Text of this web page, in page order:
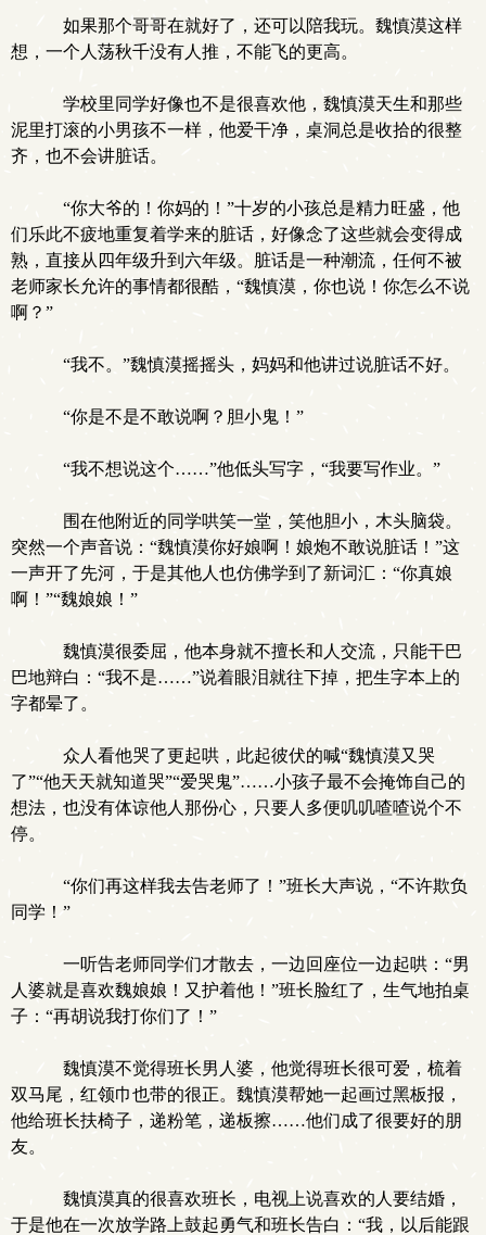
如果那个哥哥在就好了，还可以陪我玩。魏慎漠这样
想，一个人荡秋千没有人推，不能飞的更高。
学校里同学好像也不是很喜欢他，魏慎漠天生和那些
泥里打滚的小男孩不一样，他爱干净，桌洞总是收拾的很整
齐，也不会讲脏话。
“你大爷的！你妈的！”十岁的小孩总是精力旺盛，他
们乐此不疲地重复着学来的脏话，好像念了这些就会变得成
熟，直接从四年级升到六年级。脏话是一种潮流，任何不被
老师家长允许的事情都很酷，“魏慎漠，你也说！你怎么不说
啊？”
“我不。”魏慎漠摇摇头，妈妈和他讲过说脏话不好。
“你是不是不敢说啊？胆小鬼！”
“我不想说这个……”他低头写字，“我要写作业。”
围在他附近的同学哄笑一堂，笑他胆小，木头脑袋。
突然一个声音说：“魏慎漠你好娘啊！娘炮不敢说脏话！”这
一声开了先河，于是其他人也仿佛学到了新词汇：“你真娘
啊！”“魏娘娘！”
魏慎漠很委屈，他本身就不擅长和人交流，只能干巴
巴地辩白：“我不是……”说着眼泪就往下掉，把生字本上的
字都晕了。
众人看他哭了更起哄，此起彼伏的喊“魏慎漠又哭
了”“他天天就知道哭”“爱哭鬼”……小孩子最不会掩饰自己的
想法，也没有体谅他人那份心，只要人多便叽叽喳喳说个不
停。
“你们再这样我去告老师了！”班长大声说，“不许欺负
同学！”
一听告老师同学们才散去，一边回座位一边起哄：“男
人婆就是喜欢魏娘娘！又护着他！”班长脸红了，生气地拍桌
子：“再胡说我打你们了！”
魏慎漠不觉得班长男人婆，他觉得班长很可爱，梳着
双马尾，红领巾也带的很正。魏慎漠帮她一起画过黑板报，
他给班长扶椅子，递粉笔，递板擦……他们成了很要好的朋
友。
魏慎漠真的很喜欢班长，电视上说喜欢的人要结婚，
于是他在一次放学路上鼓起勇气和班长告白：“我，以后能跟